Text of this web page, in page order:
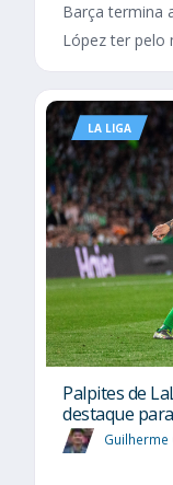
Barça termina
López ter pelo
LA LIGA
Palpites de
destaque
Guilherme